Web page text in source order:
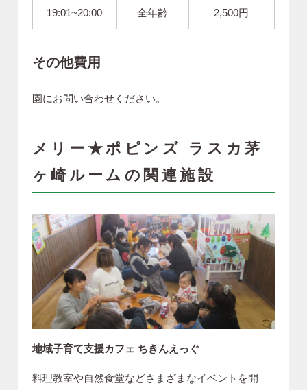
19:01~20:00 全年齢 2,500円
その他費用
園にお問い合わせください。
メリー★ポピンズ ラスカ茅
ヶ崎ルームの関連施設
地域子育て支援カフェ ちきんえっぐ
料理教室や自然食堂などさまざまなイベントを開